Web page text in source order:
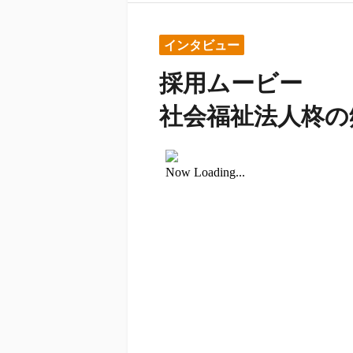
インタビュー
採用ムービー
社会福祉法人柊